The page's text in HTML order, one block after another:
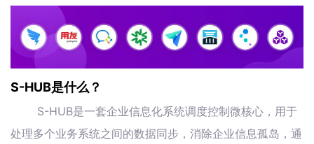
S-HUB是什么？
S-HUB是一套企业信息化系统调度控制微核心，用于
处理多个业务系统之间的数据同步，消除企业信息孤岛，通